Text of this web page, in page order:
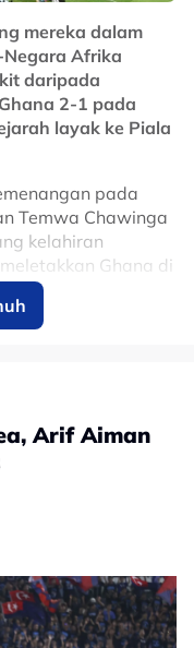
untuk bergelar
gus mara ke
tonggak Malaysia
kempen edisi
selaku
wisel penamat
ketika ini.
mereka dalam
Afrika
daripada
2-1 pada
layak ke Piala
pada
Temwa Chawinga
kelahiran
Ghana di
dan Maghribi
shorter.
Arif Aiman